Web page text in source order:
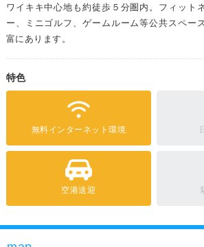
ワイキキ中心地も約徒歩５分圏内。フィット
ー、ミニゴルフ、ゲームルーム等公共スペー
富にあります。
特色
無料インターネット環境
空港送迎